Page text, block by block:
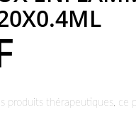
produits thérapeutiques, ce